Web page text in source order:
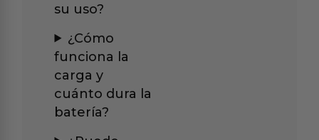
su uso?
¿Cómo
funciona la
carga y
cuánto dura la
batería?